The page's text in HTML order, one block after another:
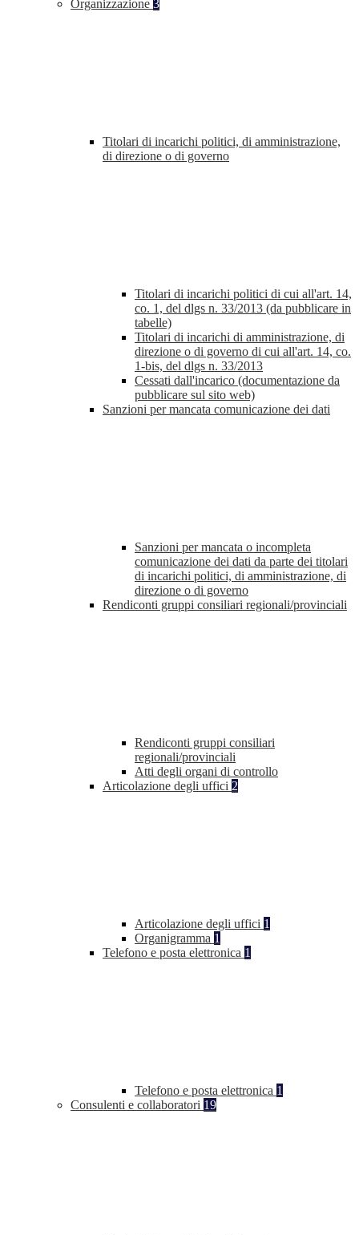
Organizzazione 3
Titolari di incarichi politici, di amministrazione,
di direzione o di governo
Titolari di incarichi politici di cui all'art. 14,
co. 1, del dlgs n. 33/2013 (da pubblicare in
tabelle)
Titolari di incarichi di amministrazione, di
direzione o di governo di cui all'art. 14, co.
1-bis, del dlgs n. 33/2013
Cessati dall'incarico (documentazione da
pubblicare sul sito web)
Sanzioni per mancata comunicazione dei dati
Sanzioni per mancata o incompleta
comunicazione dei dati da parte dei titolari
di incarichi politici, di amministrazione, di
direzione o di governo
Rendiconti gruppi consiliari regionali/provinciali
Rendiconti gruppi consiliari
regionali/provinciali
Atti degli organi di controllo
Articolazione degli uffici 2
Articolazione degli uffici 1
Organigramma 1
Telefono e posta elettronica 1
Telefono e posta elettronica 1
Consulenti e collaboratori 19